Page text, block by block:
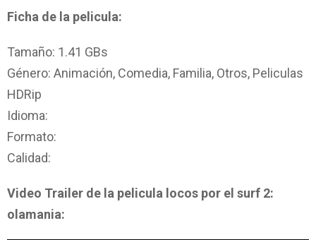
Ficha de la pelicula:
Tamaño: 1.41 GBs
Género: Animación, Comedia, Familia, Otros, Peliculas
HDRip
Idioma:
Formato:
Calidad:
Video Trailer de la pelicula locos por el surf 2:
olamania: